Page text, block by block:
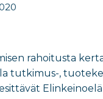
rahoitusta
tutkimus-,